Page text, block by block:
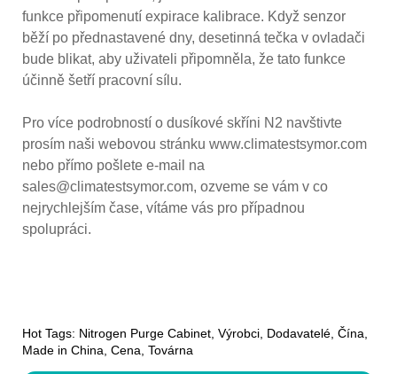
funkce připomenutí expirace kalibrace. Když senzor
běží po přednastavené dny, desetinná tečka v ovladači
bude blikat, aby uživateli připomněla, že tato funkce
účinně šetří pracovní sílu.
Pro více podrobností o dusíkové skříni N2 navštivte
prosím naši webovou stránku www.climatestsymor.com
nebo přímo pošlete e-mail na
sales@climatestsymor.com, ozveme se vám v co
nejrychlejším čase, vítáme vás pro případnou
spolupráci.
Hot Tags: Nitrogen Purge Cabinet, Výrobci, Dodavatelé, Čína,
Made in China, Cena, Továrna